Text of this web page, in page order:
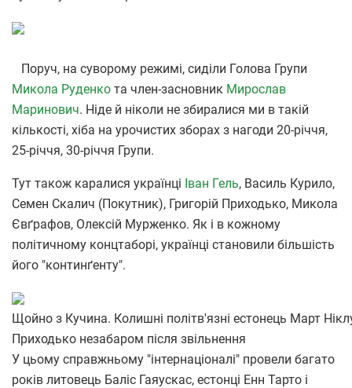
Поруч, на суворому режимі, сиділи Голова Групи
Микола Руденко та член-засновник Мирослав
Маринович. Ніде й ніколи не збиралися ми в такій
кількості, хіба на урочистих зборах з нагоди 20-річчя,
25-річчя, 30-річчя Групи.
Тут також каралися українці Іван Гель, Василь Курило,
Семен Скалич (Покутник), Григорій Приходько, Микола
Євґрафов, Олексій Мурженко. Як і в кожному
політичному концтаборі, українці становили більшість
його "континґенту".
Щойно з Кучина. Колишні політв'язні естонець Март
Приходько незабаром після звільнення
У цьому справжньому "інтернаціоналі" провели багато
років литовець Баліс Гаяускас, естонці Енн Тарто і